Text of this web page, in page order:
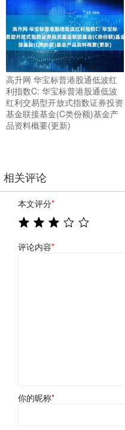
高升网 华宝标普港股通低波红
利指数C: 华宝标普港股通低波
红利交易型开放式指数证券投资
基金联接基金(C类份额)基金产
品资料概要(更新)
相关评论
本文评分*
评论内容*
你的昵称*